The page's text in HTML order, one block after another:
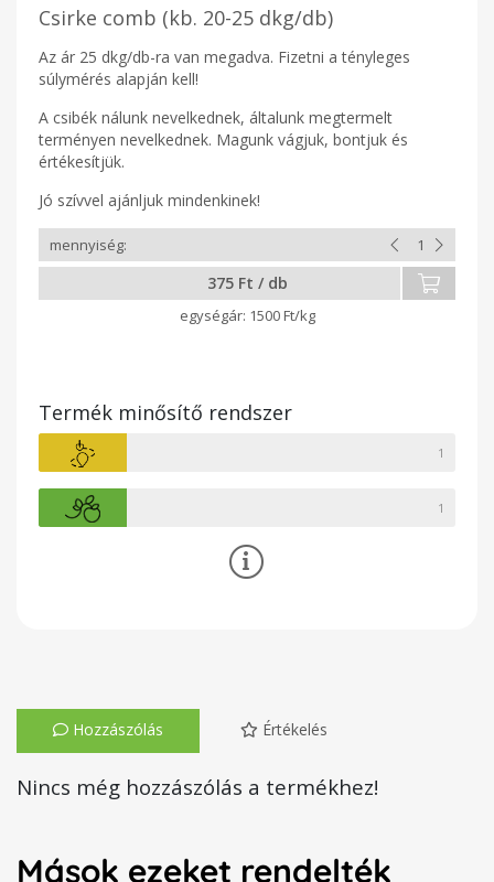
Csirke comb (kb. 20-25 dkg/db)
Az ár 25 dkg/db-ra van megadva. Fizetni a tényleges
súlymérés alapján kell!
A csibék nálunk nevelkednek, általunk megtermelt
terményen nevelkednek. Magunk vágjuk, bontjuk és
értékesítjük.
Jó szívvel ajánljuk mindenkinek!
375 Ft / db
1500 Ft/kg
Termék minősítő rendszer
1
1
Hozzászólás Értékelés
Nincs még hozzászólás a termékhez!
Mások ezeket rendelték